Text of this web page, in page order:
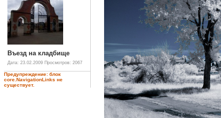
Въезд на кладбище
Дата: 23.02.2009 Просмотров: 2067
Предупреждение: блок
core.NavigationLinks не
существует.